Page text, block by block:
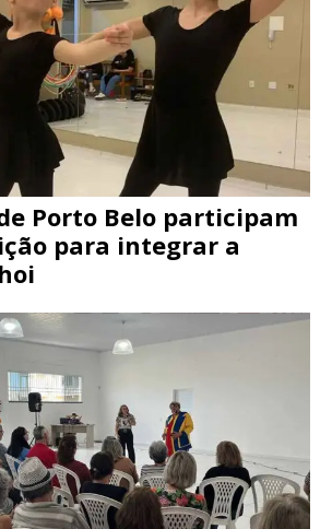
Porto Belo participam
para integrar a